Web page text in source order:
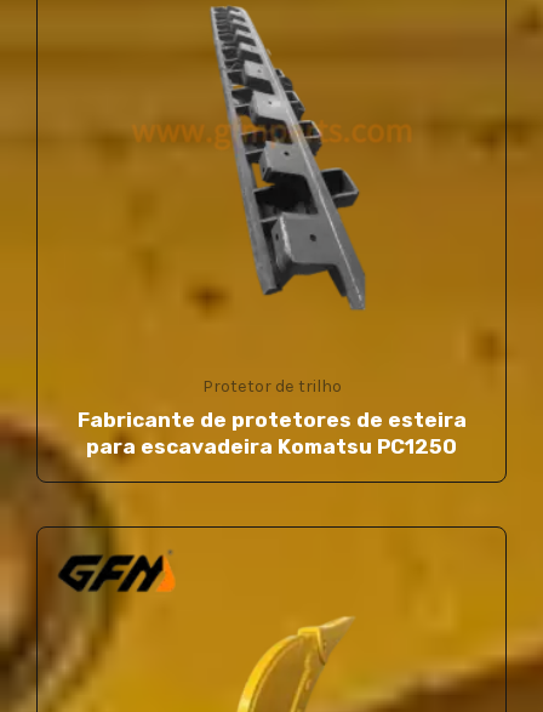
Protetor de trilho
Fabricante de protetores de esteira
para escavadeira Komatsu PC1250